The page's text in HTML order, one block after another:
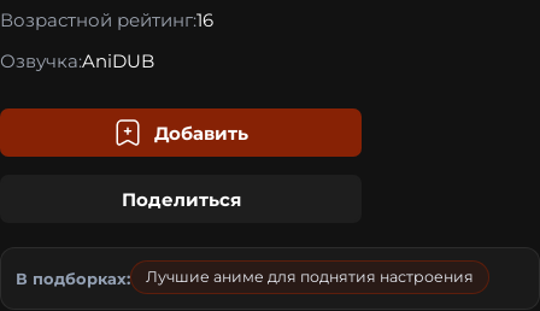
Возрастной рейтинг:16
Озвучка:AniDUB
Добавить
Поделиться
В подборках: Лучшие аниме для поднятия настроения